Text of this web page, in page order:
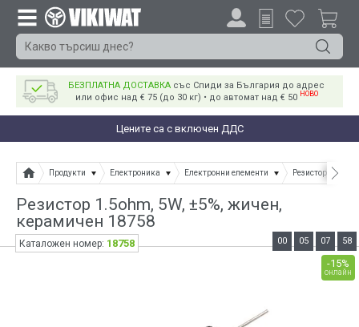
БЕЗПЛАТНА ДОСТАВКА със Спиди за България до адрес
или офис над € 75 (до 30 кг) • до автомат над € 50 НОВО
Цените са с включен ДДС
Продукти Електроника Електронни елементи Резистори
Резистор 1.5ohm, 5W, ±5%, жичен,
керамичен 18758
-15%
онлайн
00 05 07 58
Каталожен номер: 18758